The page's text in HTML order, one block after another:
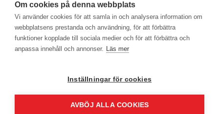
Om cookies på denna webbplats
Vi använder cookies för att samla in och analysera information om
webbplatsens prestanda och användning, för att förbättra
funktioner kopplade till sociala medier och för att förbättra och
anpassa innehåll och annonser. Läs mer
Inställningar för cookies
AVBÖJ ALLA COOKIES
Em home Club
Medlemsvillkor
Retur & reklamation
Kontakt
Kontakta oss